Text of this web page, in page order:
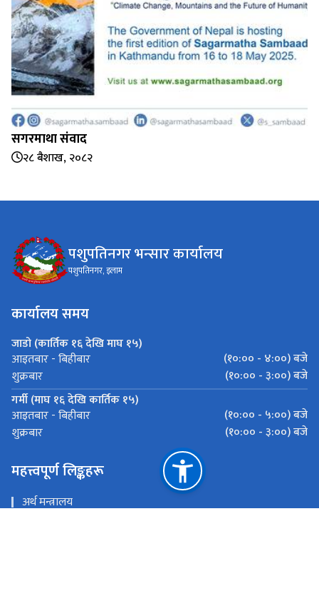
सगरमाथा संवाद
२८ बैशाख, २०८२
पशुपतिनगर भन्सार कार्यालय
पशुपतिनगर, इलाम
कार्यालय समय
जाडो (कार्तिक १६ देखि माघ १५)
आइतबार - बिहीबार
(१०:०० - ४:००) बजे
शुक्रबार
(१०:०० - ३:००) बजे
गर्मी (माघ १६ देखि कार्तिक १५)
आइतबार - बिहीबार
(१०:०० - ५:००) बजे
शुक्रबार
(१०:०० - ३:००) बजे
महत्त्वपूर्ण लिङ्कहरू
अर्थ मन्त्रालय